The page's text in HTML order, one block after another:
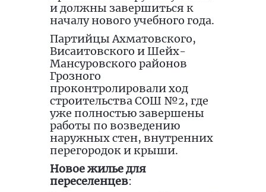
и должны завершиться к
началу нового учебного года.
Партийцы Ахматовского,
Висаитовского и Шейх-
Мансуровского районов
Грозного
проконтролировали ход
строительства СОШ №2, где
уже полностью завершены
работы по возведению
наружных стен, внутренних
перегородок и крыши.
Новое жилье для
переселенцев: